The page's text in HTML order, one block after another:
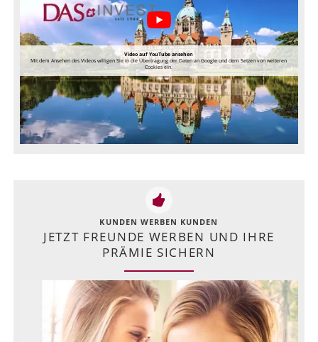
Video auf YouTube ansehen
Mit dem Ansehen des Videos willigen Sie in die Übertragung der Daten an Google und dem Setzen von weiteren
Cookies ein.
KUNDEN WERBEN KUNDEN
JETZT FREUNDE WERBEN UND IHRE
PRÄMIE SICHERN